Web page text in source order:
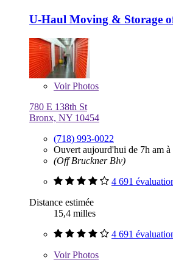
U-Haul Moving & Storage
VoirPhotos
780 E 138th St
Bronx, NY 10454
(718) 993-0022
Ouvert aujourd'hui de 7h am à
(Off Bruckner Blv)
4 691
Distance estimée
15,4 milles
4 691
VoirPhotos